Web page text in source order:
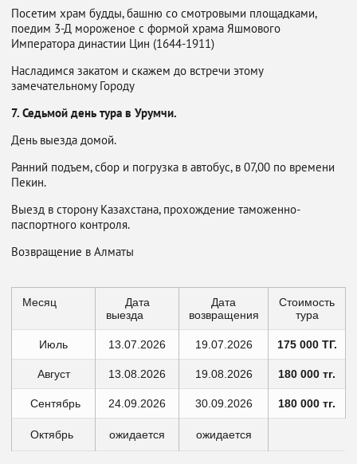
Посетим храм будды, башню со смотровыми площадками,
поедим 3-Д мороженое с формой храма Яшмового
Императора династии Цин (1644-1911)
Насладимся закатом и скажем до встречи этому
замечательному Городу
7. Седьмой день тура в Урумчи.
День выезда домой.
Ранний подъем, сбор и погрузка в автобус, в 07,00 по времени
Пекин.
Выезд в сторону Казахстана, прохождение таможенно-
паспортного контроля.
Возвращение в Алматы
Месяц
Дата
выезда
Дата
возвращения
Стоимость
тура
Июль 13.07.2026 19.07.2026 175 000 ТГ.
Август 13.08.2026 19.08.2026 180 000 тг.
Сентябрь 24.09.2026 30.09.2026 180 000 тг.
Октябрь ожидается ожидается